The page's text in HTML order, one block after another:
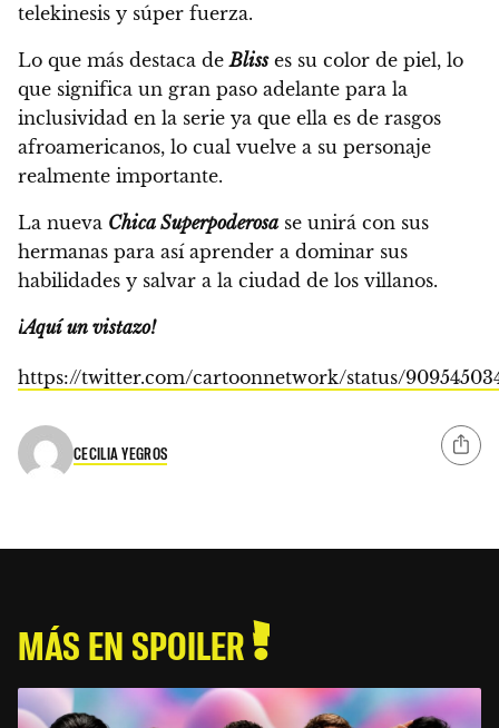
telekinesis y súper fuerza.
Lo que más destaca deBlisses su color de piel, lo
que significa un gran paso adelante para la
inclusividad en la serie ya que ella es de rasgos
afroamericanos, lo cual vuelve a su personaje
realmente importante.
La nueva Chica Superpoderosa se unirá con sus
hermanas para así aprender a dominar sus
habilidades y salvar a la ciudad de los villanos.
¡Aquí un vistazo!
https://twitter.com/cartoonnetwork/status/
CECILIA YEGROS
MÁS EN SPOILER